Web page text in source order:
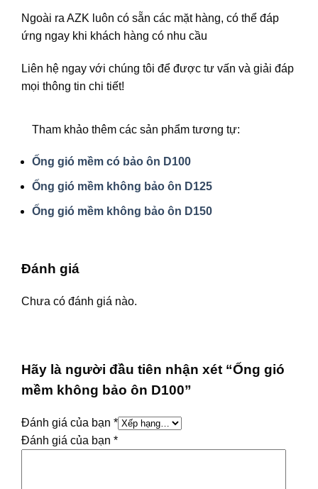
Ngoài ra AZK luôn có sẵn các mặt hàng, có thể đáp
ứng ngay khi khách hàng có nhu cầu
Liên hệ ngay với chúng tôi để được tư vấn và giải đáp
mọi thông tin chi tiết!
Tham khảo thêm các sản phẩm tương tự:
Ống gió mềm có bảo ôn D100
Ống gió mềm không bảo ôn D125
Ống gió mềm không bảo ôn D150
Đánh giá
Chưa có đánh giá nào.
Hãy là người đầu tiên nhận xét “Ống gió
mềm không bảo ôn D100”
Đánh giá của bạn *
Đánh giá của bạn *